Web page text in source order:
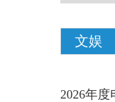
文娱
2026年